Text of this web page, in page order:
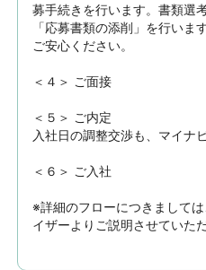
募手続きを行います。書類選
「応募書類の添削」を行いま
ご安心ください。
＜４＞ ご面接
＜５＞ ご内定
入社日の調整交渉も、マイナ
＜６＞ ご入社
※詳細のフローにつきまして
イザーよりご説明させていた